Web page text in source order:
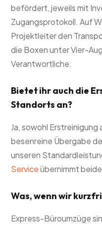
befördert, jeweils mit
Zugangsprotokoll. Auf
Projektleiter den
die Boxen unter Vier-
Verantwortliche.
Bietet ihr auch die
Standorts an?
Ja, sowohl
besenreine Übergabe
unseren
Serviceübernimmt
Was, wenn wir
Express-Büroumzüge